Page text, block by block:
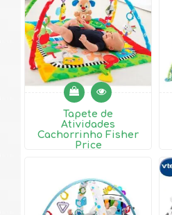
Tapete de
Atividades
Cachorrinho Fisher
Price